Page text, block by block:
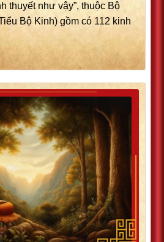
thuyết như vậy”, thuộc Bộ
Bộ Kinh) gồm có 112 kinh